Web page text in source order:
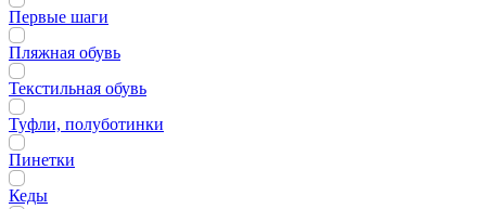
Первые шаги
Пляжная обувь
Текстильная обувь
Туфли, полуботинки
Пинетки
Кеды